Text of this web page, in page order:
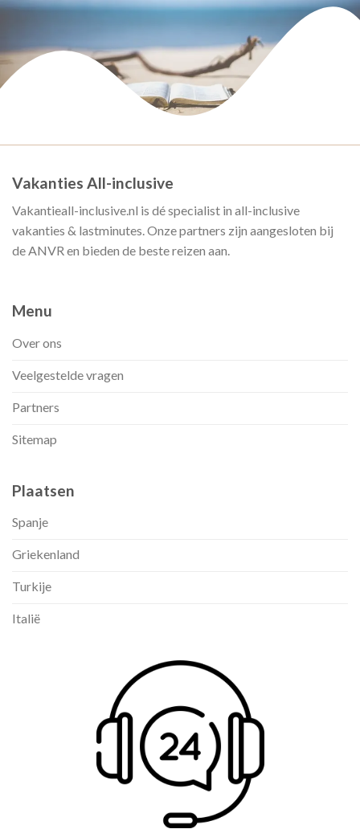
Vakanties All-inclusive
Vakantieall-inclusive.nl is dé specialist in all-inclusive
vakanties & lastminutes. Onze partners zijn aangesloten bij
de ANVR en bieden de beste reizen aan.
Menu
Over ons
Veelgestelde vragen
Partners
Sitemap
Plaatsen
Spanje
Griekenland
Turkije
Italië